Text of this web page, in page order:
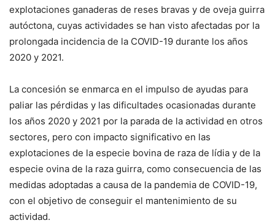
explotaciones ganaderas de reses bravas y de oveja guirra
autóctona, cuyas actividades se han visto afectadas por la
prolongada incidencia de la COVID-19 durante los años
2020 y 2021.
La concesión se enmarca en el impulso de ayudas para
paliar las pérdidas y las dificultades ocasionadas durante
los años 2020 y 2021 por la parada de la actividad en otros
sectores, pero con impacto significativo en las
explotaciones de la especie bovina de raza de lídia y de la
especie ovina de la raza guirra, como consecuencia de las
medidas adoptadas a causa de la pandemia de COVID-19,
con el objetivo de conseguir el mantenimiento de su
actividad.